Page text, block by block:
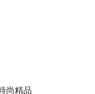
尚精品